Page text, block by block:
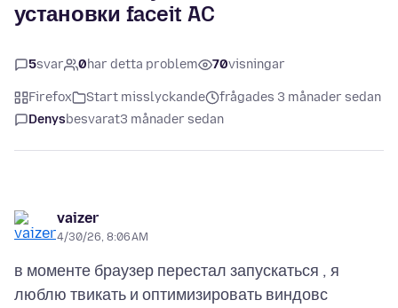
установки faceit AC
5svar 0har detta problem 70visningar
Firefox Start misslyckande
frågades 3 månader sedan
Denysbesvarat3 månader sedan
vaizer
4/30/26, 8:06 AM
в моменте браузер перестал запускаться , я
люблю твикать и оптимизировать виндовс